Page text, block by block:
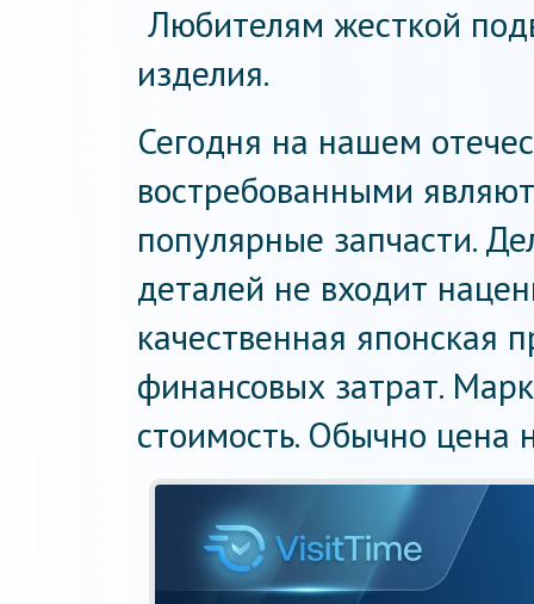
Любителям жесткой
изделия.
Сегодня на нашем
востребованными
популярные запчасти.
деталей не входит
качественная японская
финансовых затрат.
стоимость. Обычно цена